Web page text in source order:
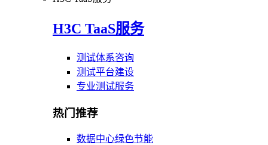
H3C TaaS服务
测试体系咨询
测试平台建设
专业测试服务
热门推荐
数据中心绿色节能